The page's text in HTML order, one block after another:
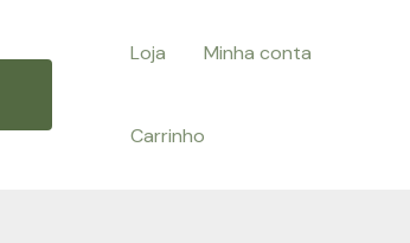
Loja Minha conta
Carrinho